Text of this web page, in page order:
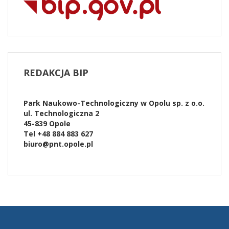
Redakcja BIP
Instytucji.
COM_CONTENT_READ_MORERedakcja BIP
REDAKCJABIP
Park Naukowo-Technologiczny w Opolu sp. z o.o.
ul. Technologiczna 2
45-839 Opole
Tel +48 884 883 627
biuro@pnt.opole.pl